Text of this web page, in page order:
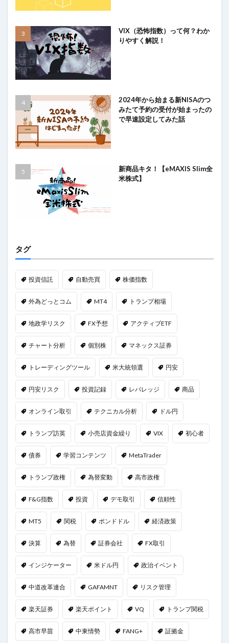
VIX（恐怖指数）って何？わか
りやすく解説！
2024年から始まる新NISAのつ
みたて予約の受付が始まったの
で早速設定してみた話
新商品キタ！【eMAXIS Slim全
米株式】
タグ
投資信託 自動売買 株価指数
外為どっとコム MT4 トランプ相場
地政学リスク FX予想 アクティブETF
チャート分析 個別株 マネックス証券
トレーディングツール 米大統領選 円安
円安リスク 投資記録 レバレッジ 商品
オンライン取引 テクニカル分析 ドル円
トランプ訪英 小売店資金繰り VIX 初心者
債券 学習コンテンツ MetaTrader
トランプ政権 為替変動 高市政権
F&G指数 投資 デモ取引 信頼性
MT5 関税 ポンドドル 経済政策
決算 為替 証券会社 FX取引
インジケーター 米ドル円 政治イベント
中道改革連合 GAFAMNT リスク管理
楽天証券 楽天ポイント VQ トランプ関税
高市早苗 中東情勢 FANG+ 証拠金